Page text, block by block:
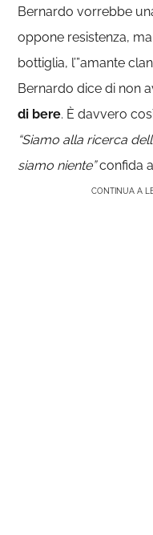
Bernardo vorrebbe
oppone resistenza,
bottiglia, l’”amante
Bernardo dice di non
di bere. È davvero
“Siamo alla ricerca
siamo niente”confida
CONTINUA A